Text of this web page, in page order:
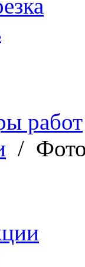
работ
/